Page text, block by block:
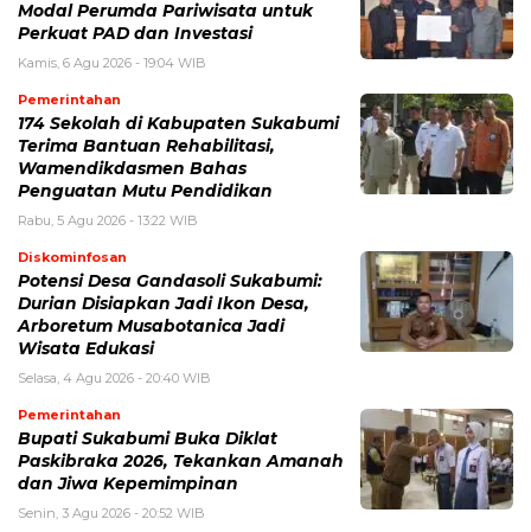
Modal Perumda Pariwisata untuk
Perkuat PAD dan Investasi
Kamis, 6 Agu 2026 - 19:04 WIB
Pemerintahan
174 Sekolah di Kabupaten Sukabumi
Terima Bantuan Rehabilitasi,
Wamendikdasmen Bahas
Penguatan Mutu Pendidikan
Rabu, 5 Agu 2026 - 13:22 WIB
Diskominfosan
Potensi Desa Gandasoli Sukabumi:
Durian Disiapkan Jadi Ikon Desa,
Arboretum Musabotanica Jadi
Wisata Edukasi
Selasa, 4 Agu 2026 - 20:40 WIB
Pemerintahan
Bupati Sukabumi Buka Diklat
Paskibraka 2026, Tekankan Amanah
dan Jiwa Kepemimpinan
Senin, 3 Agu 2026 - 20:52 WIB